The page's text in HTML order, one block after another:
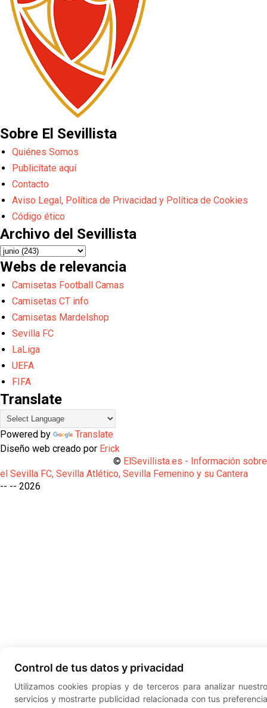
Sobre El Sevillista
Quiénes Somos
Publicítate aquí
Contacto
Aviso Legal, Política de Privacidad y Política de Cookies
Código ético
Archivo del Sevillista
Webs de relevancia
Camisetas Football Camas
Camisetas CT info
Camisetas Mardelshop
Sevilla FC
LaLiga
UEFA
FIFA
Translate
Powered by
Translate
Diseño web creado por Erick
© ElSevillista.es - Información sobre
el Sevilla FC, Sevilla Atlético, Sevilla Femenino y su Cantera
-- --
Control de tus datos y privacidad
Utilizamos cookies propias y de terceros para analizar
servicios y mostrarte publicidad relacionada con tus
2026